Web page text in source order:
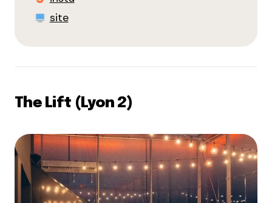
site
The Lift (Lyon 2)